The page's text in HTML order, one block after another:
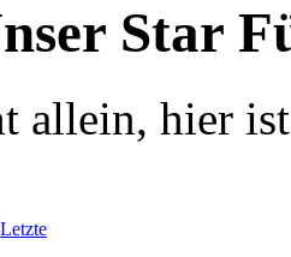
Star
allein, hier